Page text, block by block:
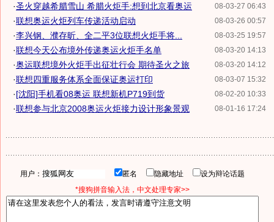
08-03-27 06:43
·圣火穿越希腊雪山 希腊火炬手:想到北京看奥运
08-03-26 00:57
·联想奥运火炬列车传递活动启动
08-03-25 19:57
·李兴钢、濮存昕、全二平3位联想火炬手将...
08-03-20 14:13
·联想今天公布境外传递奥运火炬手名单
08-03-20 14:12
·奥运联想境外火炬手出征壮行会 期待圣火之旅
08-03-07 15:32
·联想四重服务体系全面保证奥运打印
08-02-20 10:33
·[沈阳]手机看08奥运 联想新机P719到货
08-01-16 17:24
·联想参与北京2008奥运火炬接力设计形象景观
用户： 匿名 隐藏地址
设为辩论话题
*搜狗拼音输入法，中文处理专家>>